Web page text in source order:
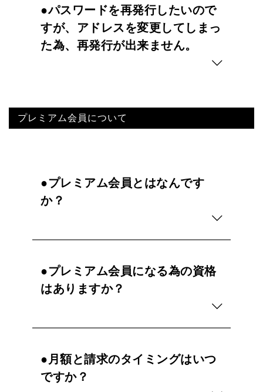
●パスワードを再発行したいので
すが、アドレスを変更してしまっ
た為、再発行が出来ません。
プレミアム会員について
●プレミアム会員とはなんです
か？
●プレミアム会員になる為の資格
はありますか？
●月額と請求のタイミングはいつ
ですか？